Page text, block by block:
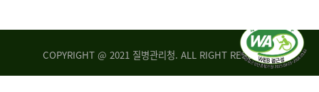
COPYRIGHT @ 2021 질병관리청. ALL RIGHT RESERVED